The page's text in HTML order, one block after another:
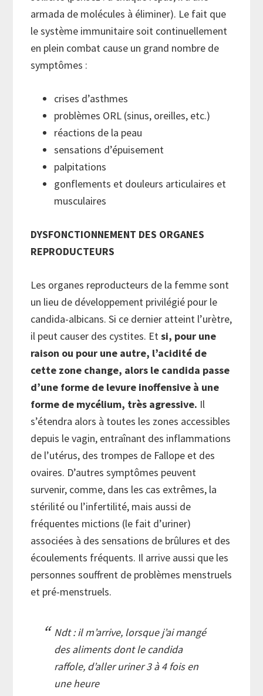
armada de molécules à éliminer). Le fait que
le système immunitaire soit continuellement
en plein combat cause un grand nombre de
symptômes :
crises d’asthmes
problèmes ORL (sinus, oreilles, etc.)
réactions de la peau
sensations d’épuisement
palpitations
gonflements et douleurs articulaires et
musculaires
DYSFONCTIONNEMENT DES ORGANES
REPRODUCTEURS
Les organes reproducteurs de la femme sont
un lieu de développement privilégié pour le
candida-albicans. Si ce dernier atteint l’urètre,
il peut causer des cystites. Etsi, pour une
raison ou pour une autre, l’acidité de
cette zone change, alors le candida passe
d’une forme de levure inoffensive à une
forme de mycélium, très agressive. Il
s’étendra alors à toutes les zones accessibles
depuis le vagin, entraînant des inflammations
de l’utérus, des trompes de Fallope et des
ovaires. D’autres symptômes peuvent
survenir, comme, dans les cas extrêmes, la
stérilité ou l’infertilité, mais aussi de
fréquentes mictions (le fait d’uriner)
associées à des sensations de brûlures et des
écoulements fréquents. Il arrive aussi que les
personnes souffrent de problèmes menstruels
et pré-menstruels.
Ndt : il m’arrive, lorsque j’ai mangé
des aliments dont le candida
raffole, d’aller uriner 3 à 4 fois en
une heure